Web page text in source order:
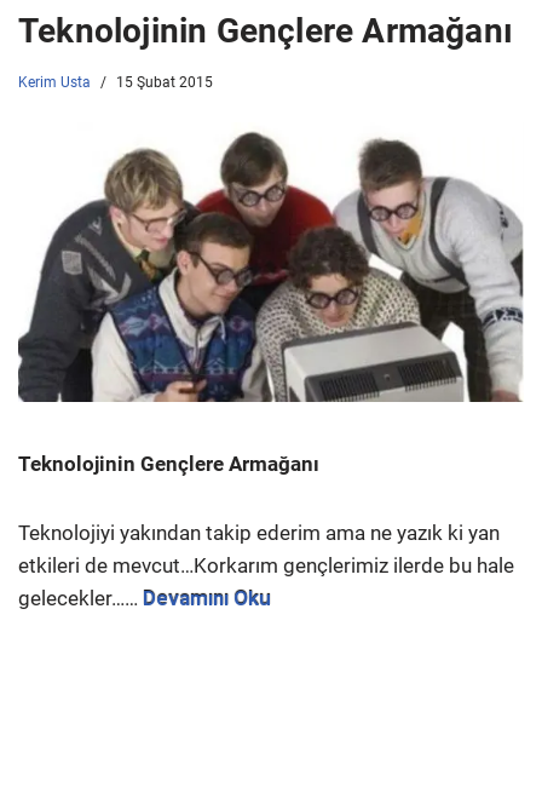
Teknolojinin Gençlere Armağanı
Kerim Usta 15 Şubat 2015
Teknolojinin Gençlere Armağanı
Teknolojiyi yakından takip ederim ama ne yazık ki yan
etkileri de mevcut…Korkarım gençlerimiz ilerde bu hale
gelecekler…… Devamını Oku